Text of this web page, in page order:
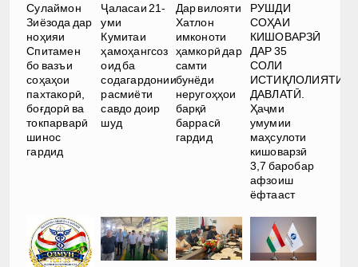
Сулаймон
Зиёзода дар
ноҳияи
Спитамен
бо вазъи
соҳаҳои
пахтакорӣ,
боғдорӣ ва
токпарварӣ
шинос
гардид
Ҷаласаи 21-
уми
Кумитаи
ҳамоҳангсоз
оид ба
содагардонии
расмиёти
савдо доир
шуд
Дар вилояти
Хатлон
имконоти
ҳамкорӣ дар
самти
бунёди
неругоҳҳои
барқӣ
баррасӣ
гардид
РУШДИ
СОҲАИ
КИШОВАРЗӢ
ДАР 35
СОЛИ
ИСТИҚЛОЛИЯТИ
ДАВЛАТӢ.
Ҳаҷми
умумии
маҳсулоти
кишоварзӣ
3,7 баробар
афзоиш
ёфтааст